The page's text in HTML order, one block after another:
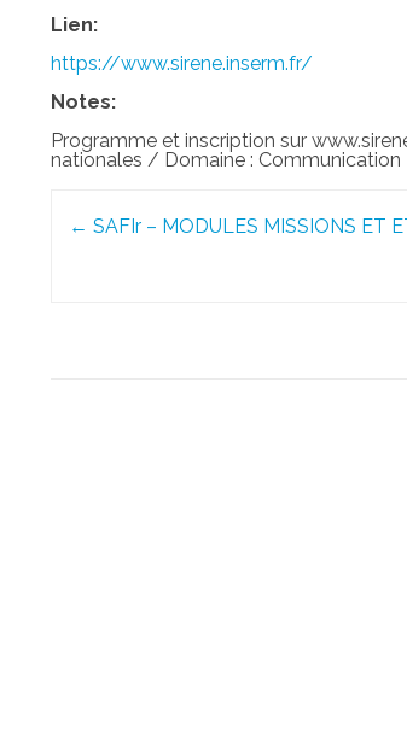
Lien:
https://www.sirene.inserm.fr/
Notes:
Programme et inscription sur
nationales / Domaine : Communication
← SAFIr – MODULES MISSIONS ET